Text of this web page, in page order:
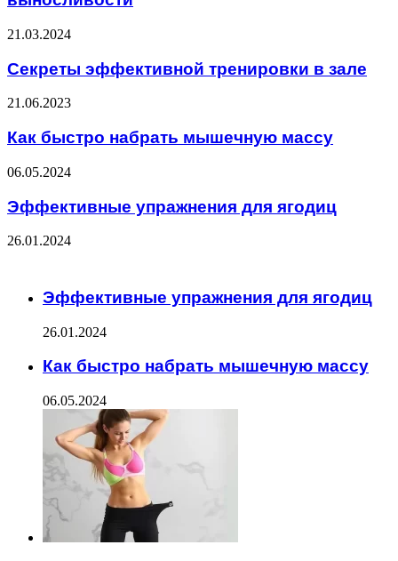
21.03.2024
Секреты эффективной тренировки в зале
21.06.2023
Как быстро набрать мышечную массу
06.05.2024
Эффективные упражнения для ягодиц
26.01.2024
Эффективные упражнения для ягодиц
26.01.2024
Как быстро набрать мышечную массу
06.05.2024